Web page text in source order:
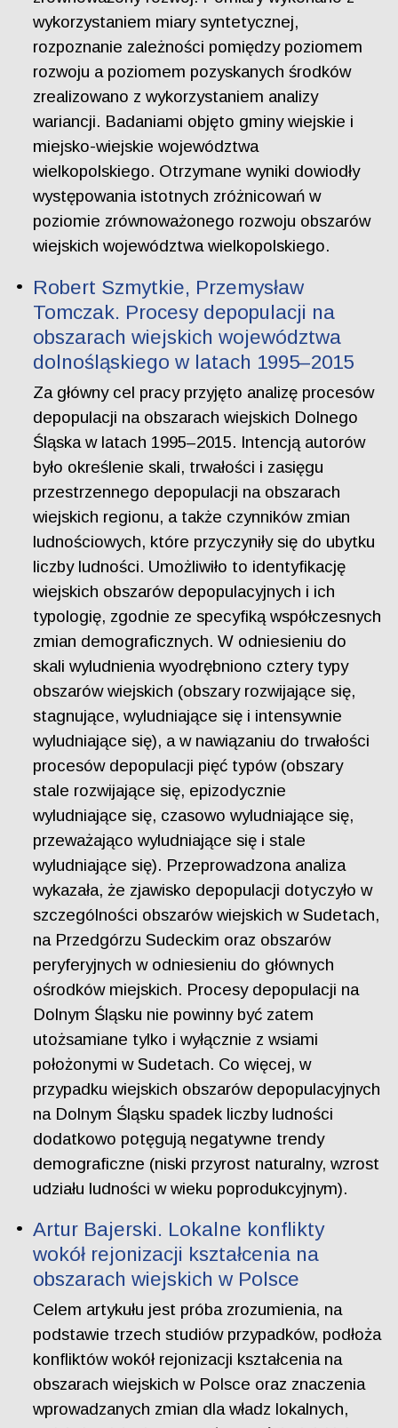
wykorzystaniem miary syntetycznej,
rozpoznanie zależności pomiędzy poziomem
rozwoju a poziomem pozyskanych środków
zrealizowano z wykorzystaniem analizy
wariancji. Badaniami objęto gminy wiejskie i
miejsko-wiejskie województwa
wielkopolskiego. Otrzymane wyniki dowiodły
występowania istotnych zróżnicowań w
poziomie zrównoważonego rozwoju obszarów
wiejskich województwa wielkopolskiego.
Robert Szmytkie, Przemysław
Tomczak. Procesy depopulacji na
obszarach wiejskich województwa
dolnośląskiego w latach 1995–2015
Za główny cel pracy przyjęto analizę procesów
depopulacji na obszarach wiejskich Dolnego
Śląska w latach 1995–2015. Intencją autorów
było określenie skali, trwałości i zasięgu
przestrzennego depopulacji na obszarach
wiejskich regionu, a także czynników zmian
ludnościowych, które przyczyniły się do ubytku
liczby ludności. Umożliwiło to identyfikację
wiejskich obszarów depopulacyjnych i ich
typologię, zgodnie ze specyfiką współczesnych
zmian demograficznych. W odniesieniu do
skali wyludnienia wyodrębniono cztery typy
obszarów wiejskich (obszary rozwijające się,
stagnujące, wyludniające się i intensywnie
wyludniające się), a w nawiązaniu do trwałości
procesów depopulacji pięć typów (obszary
stale rozwijające się, epizodycznie
wyludniające się, czasowo wyludniające się,
przeważająco wyludniające się i stale
wyludniające się). Przeprowadzona analiza
wykazała, że zjawisko depopulacji dotyczyło w
szczególności obszarów wiejskich w Sudetach,
na Przedgórzu Sudeckim oraz obszarów
peryferyjnych w odniesieniu do głównych
ośrodków miejskich. Procesy depopulacji na
Dolnym Śląsku nie powinny być zatem
utożsamiane tylko i wyłącznie z wsiami
położonymi w Sudetach. Co więcej, w
przypadku wiejskich obszarów depopulacyjnych
na Dolnym Śląsku spadek liczby ludności
dodatkowo potęgują negatywne trendy
demograficzne (niski przyrost naturalny, wzrost
udziału ludności w wieku poprodukcyjnym).
Artur Bajerski. Lokalne konflikty
wokół rejonizacji kształcenia na
obszarach wiejskich w Polsce
Celem artykułu jest próba zrozumienia, na
podstawie trzech studiów przypadków, podłoża
konfliktów wokół rejonizacji kształcenia na
obszarach wiejskich w Polsce oraz znaczenia
wprowadzanych zmian dla władz lokalnych,